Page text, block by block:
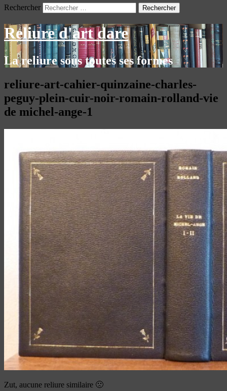
Rechercher
Reliure d'art dare
La reliure sous toutes ses formes
reliure-art-cahier-quinzaine-charles-
peguy-plein-cuir-noir-romain-rolland-vie
de michel-ange-1
Zut, aucune reliure similaire 🙁